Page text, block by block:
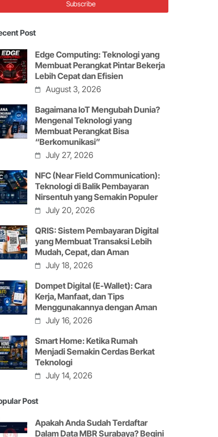
Post
Edge Computing: Teknologi yang
Membuat Perangkat Pintar Bekerja
Lebih Cepat dan Efisien
August 3, 2026
Bagaimana IoT Mengubah Dunia?
Mengenal Teknologi yang
Membuat Perangkat Bisa
“Berkomunikasi”
July 27, 2026
NFC (Near Field Communication):
Teknologi di Balik Pembayaran
Nirsentuh yang Semakin Populer
July 20, 2026
QRIS: Sistem Pembayaran Digital
yang Membuat Transaksi Lebih
Mudah, Cepat, dan Aman
July 18, 2026
Dompet Digital (E-Wallet): Cara
Kerja, Manfaat, dan Tips
Menggunakannya dengan Aman
July 16, 2026
Smart Home: Ketika Rumah
Menjadi Semakin Cerdas Berkat
Teknologi
July 14, 2026
Post
Apakah Anda Sudah Terdaftar
Dalam Data MBR Surabaya? Begini